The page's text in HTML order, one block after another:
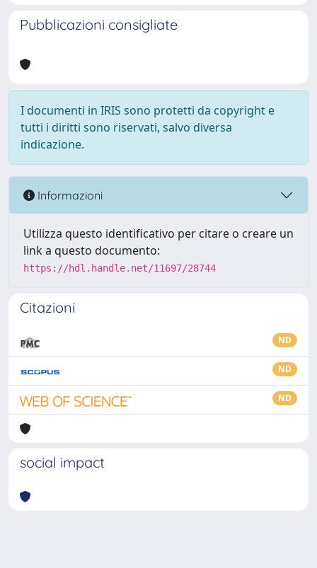
Pubblicazioni consigliate
I documenti in IRIS sono protetti da copyright e
tutti i diritti sono riservati, salvo diversa
indicazione.
Informazioni
Utilizza questo identificativo per citare o creare un
link a questo documento:
https://hdl.handle.net/11697/28744
Citazioni
ND
ND
ND
social impact